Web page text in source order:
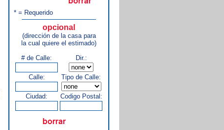
* = Requerido
opcional
(dirección de la casa para
la cual quiere el estimado)
# de Calle:
Dir.:
Calle: Tipo de Calle:
Ciudad: Codigo Postal: